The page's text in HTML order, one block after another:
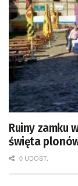
Ruiny zamku
święta
0 UDOST.